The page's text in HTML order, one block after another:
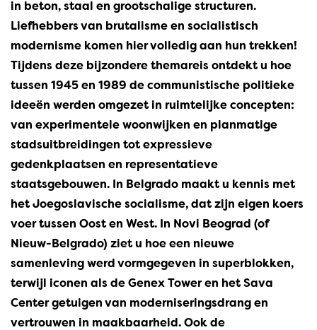
in beton, staal en grootschalige structuren.
Liefhebbers van brutalisme en socialistisch
modernisme komen hier volledig aan hun trekken!
Tijdens deze bijzondere themareis ontdekt u hoe
tussen 1945 en 1989 de communistische politieke
ideeën werden omgezet in ruimtelijke concepten:
van experimentele woonwijken en planmatige
stadsuitbreidingen tot expressieve
gedenkplaatsen en representatieve
staatsgebouwen. In Belgrado maakt u kennis met
het Joegoslavische socialisme, dat zijn eigen koers
voer tussen Oost en West. In Novi Beograd (of
Nieuw-Belgrado) ziet u hoe een nieuwe
samenleving werd vormgegeven in superblokken,
terwijl iconen als de Genex Tower en het Sava
Center getuigen van moderniseringsdrang en
vertrouwen in maakbaarheid. Ook de